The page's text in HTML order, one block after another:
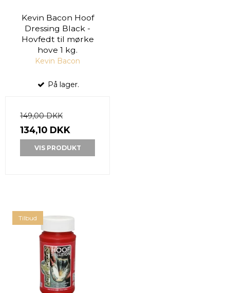
Kevin Bacon Hoof
Dressing Black -
Hovfedt til mørke
hove 1 kg.
Kevin Bacon
På lager.
149,00 DKK
134,10 DKK
VIS PRODUKT
Tilbud